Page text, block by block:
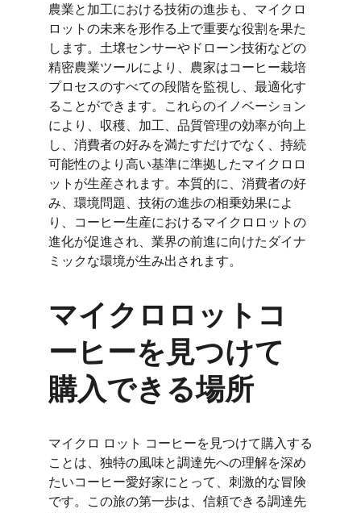
農業と加工における技術の進歩も、マイクロ
ロットの未来を形作る上で重要な役割を果た
します。土壌センサーやドローン技術などの
精密農業ツールにより、農家はコーヒー栽培
プロセスのすべての段階を監視し、最適化す
ることができます。これらのイノベーション
により、収穫、加工、品質管理の効率が向上
し、消費者の好みを満たすだけでなく、持続
可能性のより高い基準に準拠したマイクロロ
ットが生産されます。本質的に、消費者の好
み、環境問題、技術の進歩の相乗効果によ
り、コーヒー生産におけるマイクロロットの
進化が促進され、業界の前進に向けたダイナ
ミックな環境が生み出されます。
マイクロロットコ
ーヒーを見つけて
購入できる場所
マイクロ ロット コーヒーを見つけて購入する
ことは、独特の風味と調達先への理解を深め
たいコーヒー愛好家にとって、刺激的な冒険
です。この旅の第一歩は、信頼できる調達先